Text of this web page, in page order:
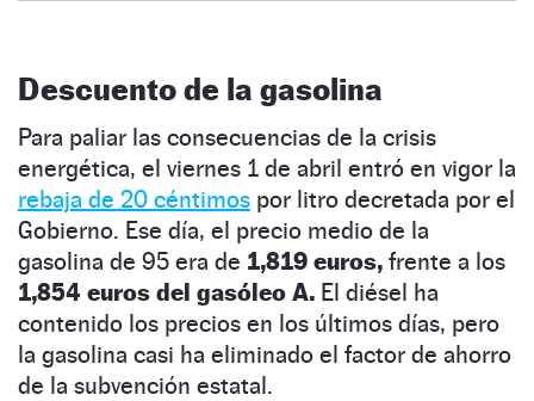
Descuento de la gasolina
Para paliar las consecuencias de la crisis
energética, el viernes 1 de abril entró en vigor la
rebaja de 20 céntimos por litro decretada por el
Gobierno. Ese día, el precio medio de la
gasolina de 95 era de 1,819 euros, frente a los
1,854 euros del gasóleo A. El diésel ha
contenido los precios en los últimos días, pero
la gasolina casi ha eliminado el factor de ahorro
de la subvención estatal.